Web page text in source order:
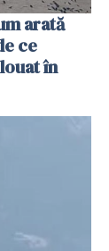
arată
ce
în